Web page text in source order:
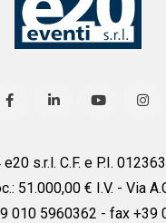
s.r.l. C.F. e P.I.
51.000,00 € I.V. - Via
010 5960362 - fax +39